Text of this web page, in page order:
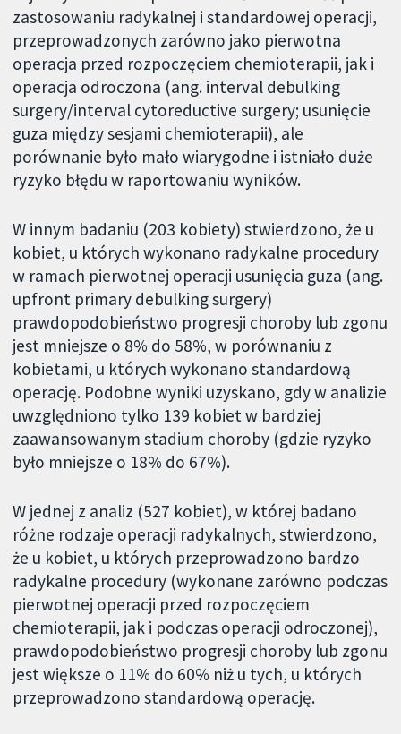
zastosowaniu radykalnej i standardowej operacji,
przeprowadzonych zarówno jako pierwotna
operacja przed rozpoczęciem chemioterapii, jak i
operacja odroczona (ang. interval debulking
surgery/interval cytoreductive surgery; usunięcie
guza między sesjami chemioterapii), ale
porównanie było mało wiarygodne i istniało duże
ryzyko błędu w raportowaniu wyników.
W innym badaniu (203 kobiety) stwierdzono, że u
kobiet, u których wykonano radykalne procedury
w ramach pierwotnej operacji usunięcia guza (ang.
upfront primary debulking surgery)
prawdopodobieństwo progresji choroby lub zgonu
jest mniejsze o 8% do 58%, w porównaniu z
kobietami, u których wykonano standardową
operację. Podobne wyniki uzyskano, gdy w analizie
uwzględniono tylko 139 kobiet w bardziej
zaawansowanym stadium choroby (gdzie ryzyko
było mniejsze o 18% do 67%).
W jednej z analiz (527 kobiet), w której badano
różne rodzaje operacji radykalnych, stwierdzono,
że u kobiet, u których przeprowadzono bardzo
radykalne procedury (wykonane zarówno podczas
pierwotnej operacji przed rozpoczęciem
chemioterapii, jak i podczas operacji odroczonej),
prawdopodobieństwo progresji choroby lub zgonu
jest większe o 11% do 60% niż u tych, u których
przeprowadzono standardową operację.